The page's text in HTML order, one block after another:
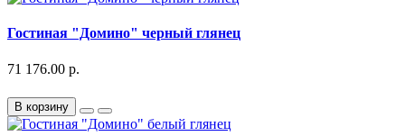
Гостиная "Домино" черный глянец
71 176.00 р.
В корзину